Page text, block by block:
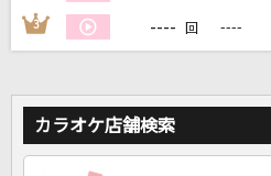
3 ---- 回 ----
カラオケ店舗検索